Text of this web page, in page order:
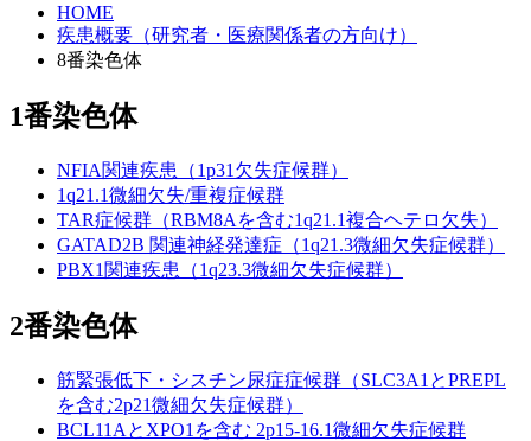
HOME
疾患概要（研究者・医療関係者の方向け）
8番染色体
1番染色体
NFIA関連疾患（1p31欠失症候群）
1q21.1微細欠失/重複症候群
TAR症候群（RBM8Aを含む1q21.1複合ヘテロ欠失）
GATAD2B 関連神経発達症（1q21.3微細欠失症候群）
PBX1関連疾患（1q23.3微細欠失症候群）
2番染色体
筋緊張低下・シスチン尿症症候群（SLC3A1とPREPL
を含む2p21微細欠失症候群）
BCL11AとXPO1を含む 2p15-16.1微細欠失症候群